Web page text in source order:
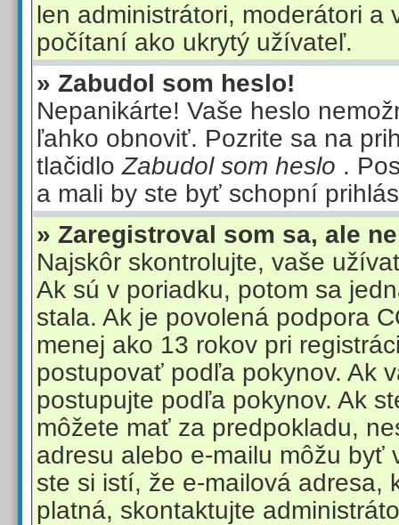
len administrátori, moderátori a
počítaní ako ukrytý užívateľ.
» Zabudol som heslo!
Nepanikárte! Vaše heslo
ľahko obnoviť. Pozrite sa na
tlačidloZabudol som heslo .
a mali by ste byť schopní
» Zaregistroval som sa, ale
Najskôr skontrolujte, vaše
Ak sú v poriadku, potom sa
stala. Ak je povolená podpora
menej ako 13 rokov pri
postupovať podľa pokynov. Ak
postupujte podľa pokynov. Ak
môžete mať za predpokladu,
adresu alebo e-mailu môžu byť
ste si istí, že e-mailová adresa,
platná, skontaktujte